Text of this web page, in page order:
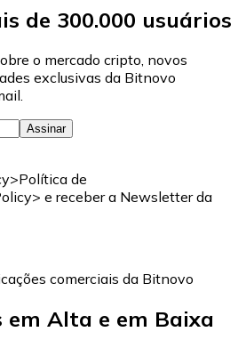
de 300.000 usuários
o mercado cripto, novos
exclusivas da Bitnovo
Assinar
de
e receber a Newsletter da
comerciais da Bitnovo
em Alta e em Baixa